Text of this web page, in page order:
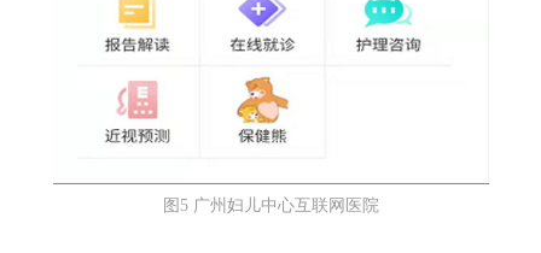
图5 广州妇儿中心互联网医院